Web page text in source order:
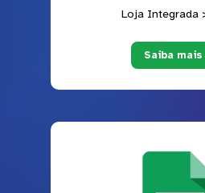
Loja Integrada
Saiba